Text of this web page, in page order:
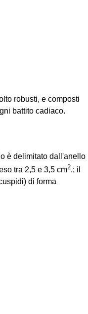
robusti, e composti
battito cadiaco.
è delimitato dall'anello
tra 2,5 e 3,5 cm2.; il
di forma